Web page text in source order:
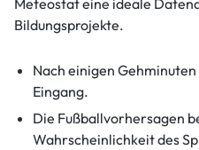
Meteostat eine ideale
Bildungsprojekte.
Nach einigen
Eingang.
Die Fußballvorhersagen
Wahrscheinlichkeit des